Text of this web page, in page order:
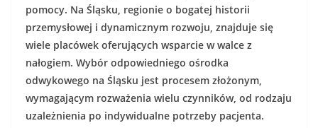
pomocy. Na Śląsku, regionie o bogatej historii
przemysłowej i dynamicznym rozwoju, znajduje się
wiele placówek oferujących wsparcie w walce z
nałogiem. Wybór odpowiedniego ośrodka
odwykowego na Śląsku jest procesem złożonym,
wymagającym rozważenia wielu czynników, od rodzaju
uzależnienia po indywidualne potrzeby pacjenta.